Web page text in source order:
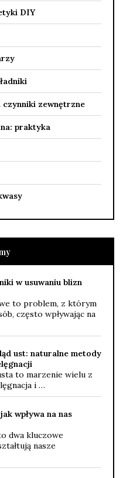
DIY
czynniki zewnętrzne
praktyka
w usuwaniu blizn
to problem, z którym
często wpływając na
ust: naturalne metody
to marzenie wielu z
i …
wpływa na nas
dwa kluczowe
nasze